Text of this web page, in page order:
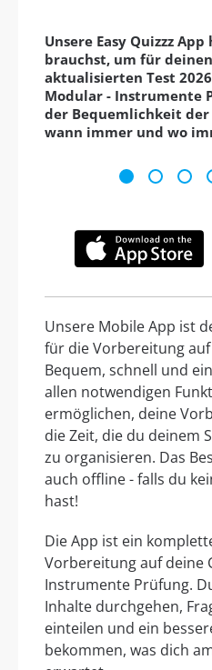
Unsere Easy Quizzz
brauchst, um für
aktualisierten Test
Modular - Instrumente
der Bequemlichkeit
wann immer und wo
Unsere Mobile App ist
für die Vorbereitung
Bequem, schnell und
allen notwendigen
ermöglichen, deine
die Zeit, die du deinem
zu organisieren. Das
auch offline - falls du
hast!
Die App ist ein
Vorbereitung auf deine
Instrumente Prüfung.
Inhalte durchgehen,
einteilen und ein
bekommen, was dich